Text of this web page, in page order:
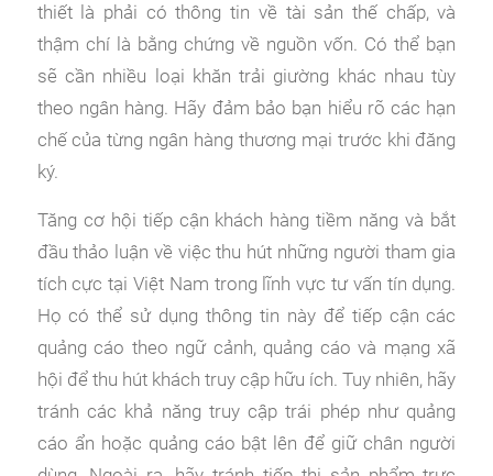
thiết là phải có thông tin về tài sản thế chấp, và
thậm chí là bằng chứng về nguồn vốn. Có thể bạn
sẽ cần nhiều loại khăn trải giường khác nhau tùy
theo ngân hàng. Hãy đảm bảo bạn hiểu rõ các hạn
chế của từng ngân hàng thương mại trước khi đăng
ký.
Tăng cơ hội tiếp cận khách hàng tiềm năng và bắt
đầu thảo luận về việc thu hút những người tham gia
tích cực tại Việt Nam trong lĩnh vực tư vấn tín dụng.
Họ có thể sử dụng thông tin này để tiếp cận các
quảng cáo theo ngữ cảnh, quảng cáo và mạng xã
hội để thu hút khách truy cập hữu ích. Tuy nhiên, hãy
tránh các khả năng truy cập trái phép như quảng
cáo ẩn hoặc quảng cáo bật lên để giữ chân người